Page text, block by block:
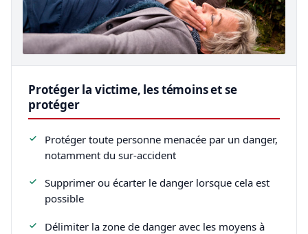
Protéger la victime, les témoins et se
protéger
Protéger toute personne menacée par un danger,
notamment du sur-accident
Supprimer ou écarter le danger lorsque cela est
possible
Délimiter la zone de danger avec les moyens à